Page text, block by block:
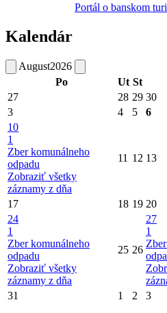
Portál o banskom
Kalendár
August2026
Po
Ut St
27
28 29 30
3
4 5 6
10
1
Zber komunálneho
odpadu
Zobraziť všetky
záznamy z dňa
11 12 13
17 18 19 20
24
1
Zber komunálneho
odpadu
Zobraziť všetky
záznamy z dňa
25 26
27
1
31 1 2 3